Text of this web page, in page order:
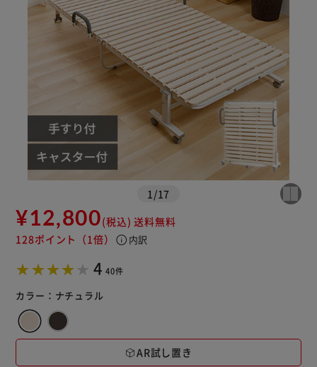
1 /17
¥12,800(税込) 送料無料
128ポイント （1倍） info 内訳
4 40件
カラー： ナチュラル
AR試し置き
※ご確認ください